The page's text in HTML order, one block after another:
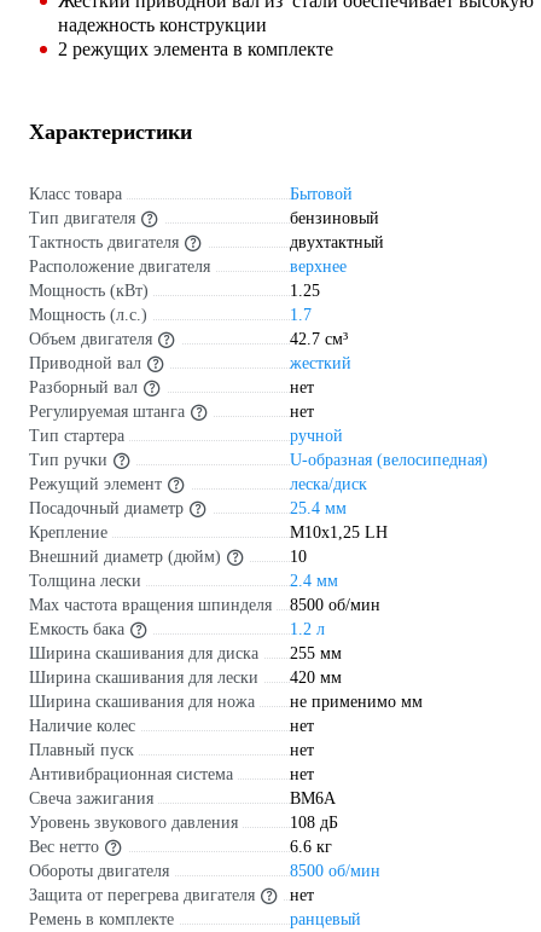
надежность конструкции
2 режущих элемента в комплекте
Характеристики
Класс товара
Бытовой
Тип двигателя
бензиновый
Тактность двигателя
двухтактный
Расположение двигателя
верхнее
Мощность (кВт)
1.25
Мощность (л.с.)
1.7
Объем двигателя
42.7 см³
Приводной вал
жесткий
Разборный вал
нет
Регулируемая штанга
нет
Тип стартера
ручной
Тип ручки
U-образная (велосипедная)
Режущий элемент
леска/диск
Посадочный диаметр
25.4 мм
Крепление
М10х1,25 LH
Внешний диаметр (дюйм)
10
Толщина лески
2.4 мм
Max частота вращения шпинделя
8500 об/мин
Емкость бака
1.2 л
Ширина скашивания для диска
255 мм
Ширина скашивания для лески
420 мм
Ширина скашивания для ножа
не применимо мм
Наличие колес
нет
Плавный пуск
нет
Антивибрационная система
нет
Свеча зажигания
BM6A
Уровень звукового давления
108 дБ
Вес нетто
6.6 кг
Обороты двигателя
8500 об/мин
Защита от перегрева двигателя
нет
Ремень в комплекте
ранцевый